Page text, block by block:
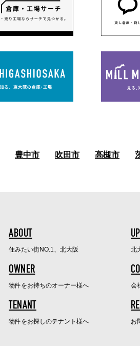
豊中市 吹田市 高槻市
ABOUT
住みたい街NO.1、北大阪 北
OWNER
物件をお持ちのオーナー様へ 会
TENANT
物件をお探しのテナント様へ お